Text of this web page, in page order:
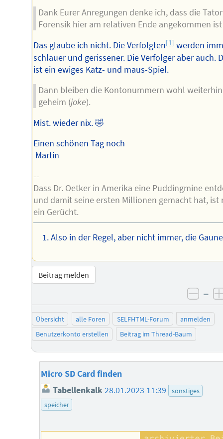
Dank Eurer Anregungen denke ich, dass die
Forensik hier am relativen Ende angekommen
Das glaube ich nicht. Die Verfolgten[1] werden
schlauer und gerissener. Die Verfolger aber auch.
ist ein ewiges Katz- und maus-Spiel.
Dann bleiben die Kontonummern wohl weiterhin
geheim (joke).
Mist. wieder nix. 🤣
Einen schönen Tag noch
Martin
--
Dass Dr. Oetker in Amerika eine Puddingmine
und damit seine ersten Millionen gemacht hat, ist
ein Gerücht.
Also in der Regel, aber nicht immer, die
Beitrag melden
–
Übersicht alle Foren SELFHTML-Forum
anmelden
Benutzerkonto erstellen
Beitrag im Thread-Baum
Micro SD Card finden
Tabellenkalk28.01.2023 11:39
sonstiges
speicher